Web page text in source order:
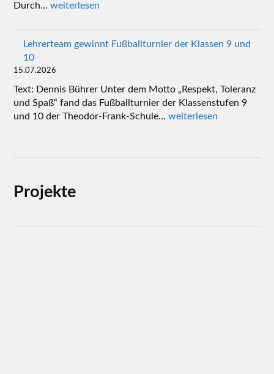
Durch…weiterlesen
Lehrerteam gewinnt Fußballturnier der Klassen 9 und
10
15.07.2026
Text: Dennis Bührer Unter dem Motto „Respekt, Toleranz
und Spaß“ fand das Fußballturnier der Klassenstufen 9
und 10 der Theodor-Frank-Schule…weiterlesen
Projekte